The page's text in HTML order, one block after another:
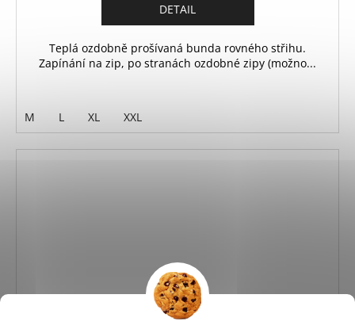
DETAIL
Teplá ozdobně prošívaná bunda rovného střihu.
Zapínání na zip, po stranách ozdobné zipy (možno...
M L XL XXL